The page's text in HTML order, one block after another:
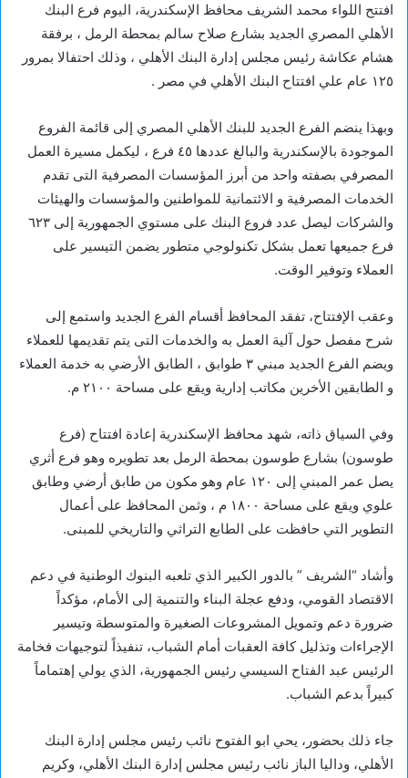
افتتح اللواء محمد الشريف محافظ الإسكندرية، اليوم فرع البنك
الأهلي المصري الجديد بشارع صلاح سالم بمحطة الرمل ، برفقة
هشام عكاشة رئيس مجلس إدارة البنك الأهلي ، وذلك احتفالا بمرور
١٢٥ عام علي افتتاح البنك الأهلي في مصر .
وبهذا ينضم الفرع الجديد للبنك الأهلي المصري إلى قائمة الفروع
الموجودة بالإسكندرية والبالغ عددها ٤٥ فرع ، ليكمل مسيرة العمل
المصرفي بصفته واحد من أبرز المؤسسات المصرفية التى تقدم
الخدمات المصرفية و الائتمانية للمواطنين والمؤسسات والهيئات
والشركات ليصل عدد فروع البنك على مستوي الجمهورية إلى ٦٢٣
فرع جميعها تعمل بشكل تكنولوجي متطور يضمن التيسير على
العملاء وتوفير الوقت.
وعقب الإفتتاح، تفقد المحافظ أقسام الفرع الجديد واستمع إلى
شرح مفصل حول آلية العمل به والخدمات التى يتم تقديمها للعملاء
ويضم الفرع الجديد مبني ٣ طوابق ، الطابق الأرضي به خدمة العملاء
و الطابقين الأخرين مكاتب إدارية ويقع على مساحة ٢١٠٠ م.
وفي السياق ذاته، شهد محافظ الإسكندرية إعادة افتتاح (فرع
طوسون) بشارع طوسون بمحطة الرمل بعد تطويره وهو فرع أثري
يصل عمر المبني إلى ١٢٠ عام وهو مكون من طابق أرضي وطابق
علوي ويقع على مساحة ١٨٠٠ م ، وثمن المحافظ على أعمال
التطوير التي حافظت على الطابع التراثي والتاريخي للمبنى.
وأشاد “الشريف ” بالدور الكبير الذي تلعبه البنوك الوطنية في دعم
الاقتصاد القومي، ودفع عجلة البناء والتنمية إلى الأمام، مؤكداً
ضرورة دعم وتمويل المشروعات الصغيرة والمتوسطة وتيسير
الإجراءات وتذليل كافة العقبات أمام الشباب، تنفيذاً لتوجيهات فخامة
الرئيس عبد الفتاح السيسي رئيس الجمهورية، الذي يولي إهتماماً
كبيراً بدعم الشباب.
جاء ذلك بحضور، يحي ابو الفتوح نائب رئيس مجلس إدارة البنك
الأهلي، وداليا الباز نائب رئيس مجلس إدارة البنك الأهلي، وكريم